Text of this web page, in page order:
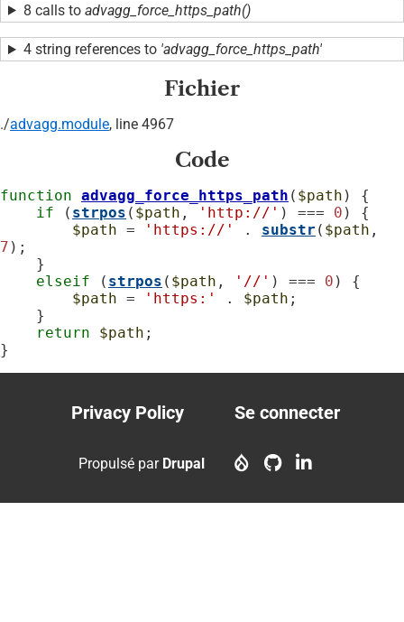
8 calls to advagg_force_https_path()
4 string references to 'advagg_force_https_path'
Fichier
./advagg.module, line 4967
Code
function advagg_force_https_path ( $path ) {
if ( strpos ( $path , 'http://' ) === 0 ) {
$path = 'https://' . substr ( $path
7 );
elseif ( strpos ( $path , '//' ) === 0 ) {
$path = 'https:' . $path ;
return
$path ;
}
Footer
menu
Privacy Policy
account
Se connecter
Propulsé par Drupal